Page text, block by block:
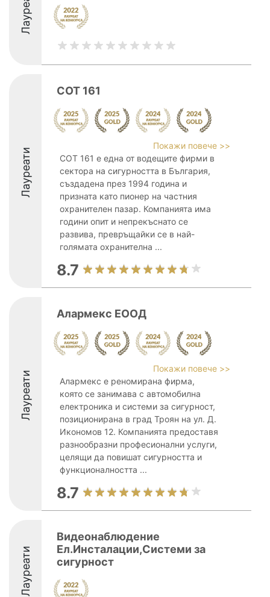
Лауреати
СОТ 161
Покажи повече >>
СОТ 161 е една от водещите фирми в
сектора на сигурността в България,
създадена през 1994 година и
призната като пионер на частния
охранителен пазар. Компанията има
години опит и непрекъснато се
развива, превръщайки се в най-
голямата охранителна ...
8.7
Лауреати
Алармекс ЕООД
Покажи повече >>
Алармекс е реномирана фирма,
която се занимава с автомобилна
електроника и системи за сигурност,
позиционирана в град Троян на ул. Д.
Икономов 12. Компанията предоставя
разнообразни професионални услуги,
целящи да повишат сигурността и
функционалността ...
8.7
Лауреати
Видеонаблюдение
Ел.Инсталации,Системи за
сигурност